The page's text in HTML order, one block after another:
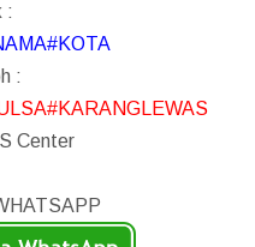
:
:
Center